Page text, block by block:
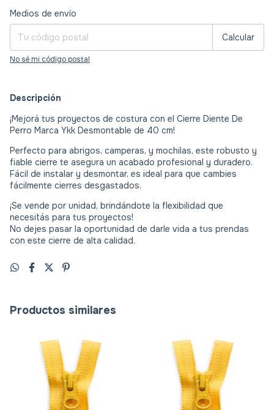
Entregas para el CP:
Medios de envío
Calcular
No sé mi código postal
Descripción
¡Mejorá tus proyectos de costura con el Cierre Diente De
Perro Marca Ykk Desmontable de 40 cm!
Perfecto para abrigos, camperas, y mochilas, este robusto y
fiable cierre te asegura un acabado profesional y duradero.
Fácil de instalar y desmontar, es ideal para que cambies
fácilmente cierres desgastados.
¡Se vende por unidad, brindándote la flexibilidad que
necesitás para tus proyectos!
No dejes pasar la oportunidad de darle vida a tus prendas
con este cierre de alta calidad.
Productos similares